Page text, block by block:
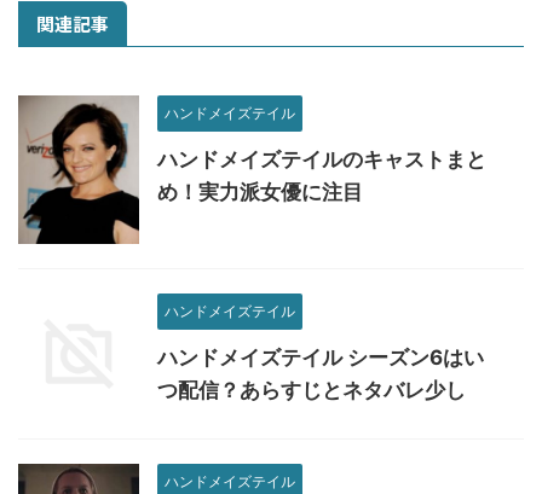
関連記事
ハンドメイズテイル
ハンドメイズテイルのキャストまと
め！実力派女優に注目
ハンドメイズテイル
ハンドメイズテイル シーズン6はい
つ配信？あらすじとネタバレ少し
ハンドメイズテイル